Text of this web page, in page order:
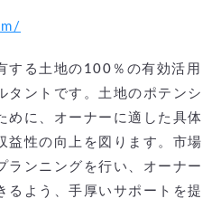
する土地の100％の有効活用
タントです。土地のポテンシ
めに、オーナーに適した具体
益性の向上を図ります。市場
ランニングを行い、オーナー
るよう、手厚いサポートを提